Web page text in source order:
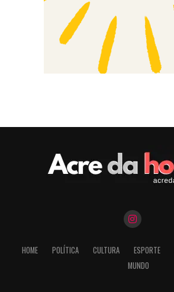
HOME POLÍTICA CULTURA ESPORTE
MUNDO